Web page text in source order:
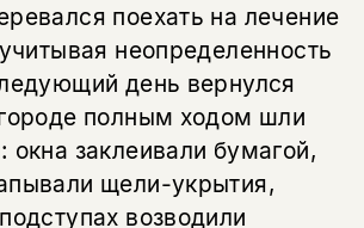
поехать на лечение
неопределенность
день вернулся
полным ходом шли
окна заклеивали бумагой,
щели-укрытия,
возводили